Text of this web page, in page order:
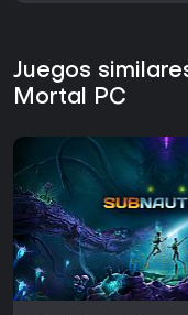
Juegos
Mortal PC